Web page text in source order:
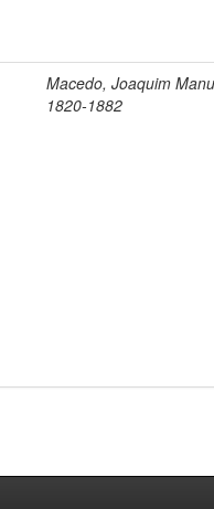
Macedo, Joaquim
1820-1882